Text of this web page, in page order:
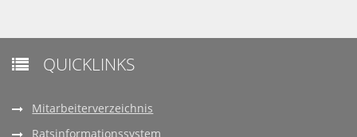
 QUICKLINKS
Mitarbeiterverzeichnis
Ratsinformationssystem